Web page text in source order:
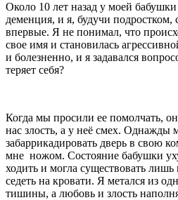
Около 10 лет назад у моей бабушки
деменция, и я, будучи подростком,
впервые. Я не понимал, что
свое имя и становилась
и болезненно, и я задавался
теряет себя?
Когда мы просили ее помолчать,
нас злость, а у неё смех. Однажды
забаррикадировать дверь в свою
мне ножом. Состояние бабушки
ходить и могла существовать
седеть на кровати. Я метался из
тишины, а любовь и злость